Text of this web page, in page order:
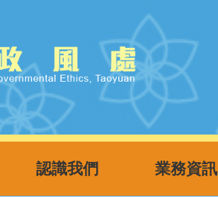
認識我們 業務資訊